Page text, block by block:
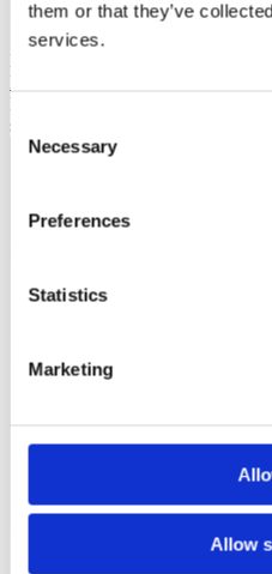
them or that they’ve
services.
Consent
Selection
Necessary
Preferences
Statistics
Marketing
Allow
Laioutr
Emporix
Emporix ist eine composable,
skalierbare B2B- und B2C-